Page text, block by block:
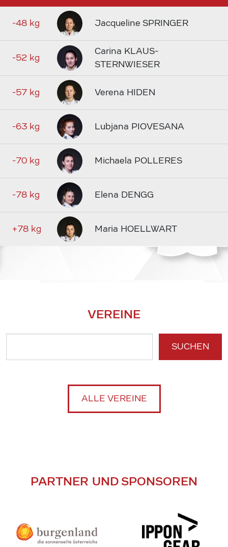
-48 kg Jacqueline SPRINGER
-52 kg
Carina KLAUS-
STERNWIESER
-57 kg Verena HIDEN
-63 kg Lubjana PIOVESANA
-70 kg Michaela POLLERES
-78 kg Elena DENGG
+78 kg Maria HOELLWART
VEREINE
SUCHEN
ALLE VEREINE
PARTNER UND SPONSOREN